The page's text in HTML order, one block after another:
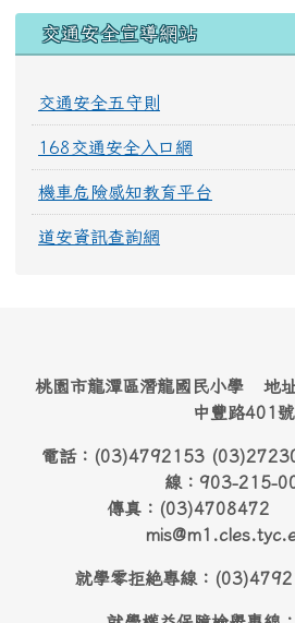
交通安全宣導網站
交通安全五守則
168交通安全入口網
機車危險感知教育平台
道安資訊查詢網
桃園市龍潭區潛龍國民小學 地
中豐路401號
電話：(03)4792153
線：903-215-
傳真：(03)4708472
就學零拒絶專線：